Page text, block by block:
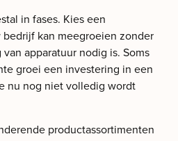
in fases. Kies een
kan meegroeien zonder
apparatuur nodig is. Soms
groei een investering in een
nu nog niet volledig wordt
productassortimenten